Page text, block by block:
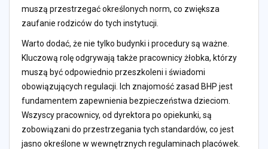
muszą przestrzegać określonych norm, co zwiększa
zaufanie rodziców do tych instytucji.
Warto dodać, że nie tylko budynki i procedury są ważne.
Kluczową rolę odgrywają także pracownicy żłobka, którzy
muszą być odpowiednio przeszkoleni i świadomi
obowiązujących regulacji. Ich znajomość zasad BHP jest
fundamentem zapewnienia bezpieczeństwa dzieciom.
Wszyscy pracownicy, od dyrektora po opiekunki, są
zobowiązani do przestrzegania tych standardów, co jest
jasno określone w wewnętrznych regulaminach placówek.